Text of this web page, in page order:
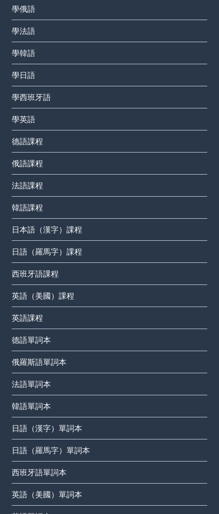
學俄語
學法語
學韓語
學日語
學西班牙語
學英語
德語課程
俄語課程
法語課程
韓語課程
日本語（漢字）課程
日語（羅馬字）課程
西班牙語課程
英語（美國）課程
英語課程
德語單詞本
俄羅斯語單詞本
法語單詞本
韓語單詞本
日語（漢字）單詞本
日語（羅馬字）單詞本
西班牙語單詞本
英語（美國）單詞本